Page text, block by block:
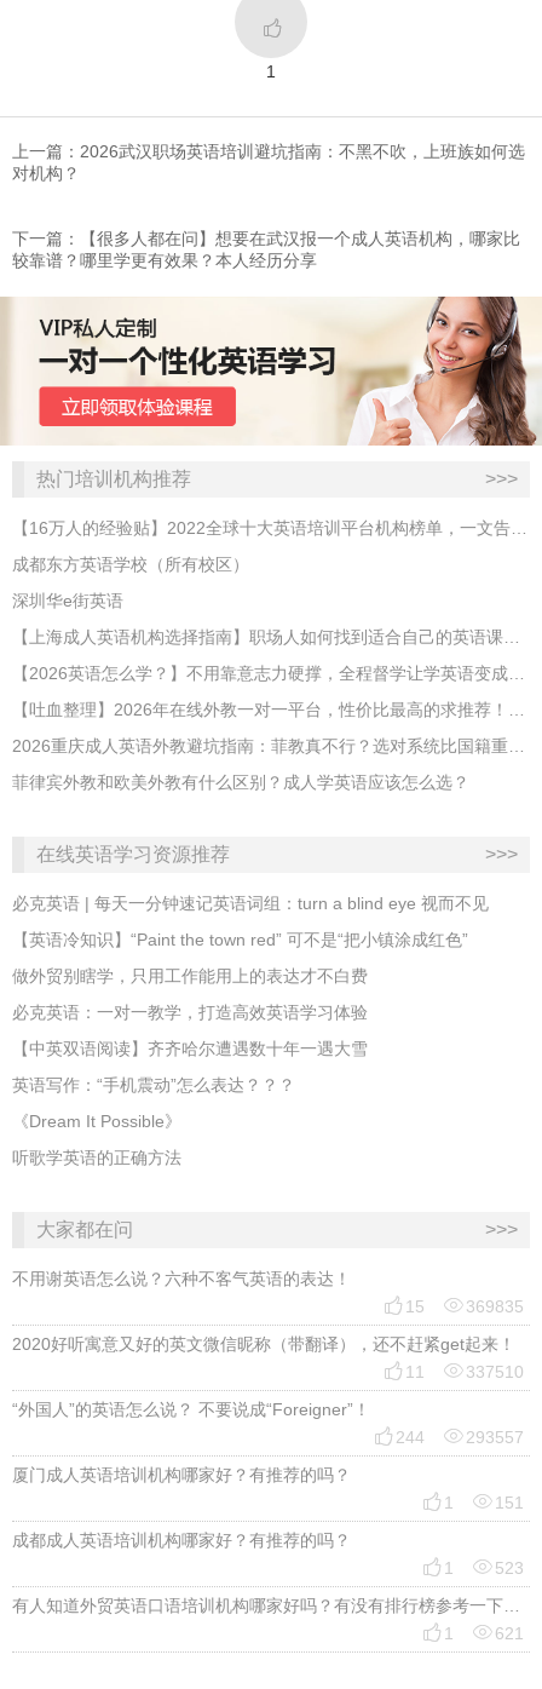

1
上一篇：2026武汉职场英语培训避坑指南：不黑不吹，上班族如何选
对机构？
下一篇：【很多人都在问】想要在武汉报一个成人英语机构，哪家比
较靠谱？哪里学更有效果？本人经历分享
热门培训机构推荐 >>>
【16万人的经验贴】2022全球十大英语培训平台机构榜单，一文告诉你
成都东方英语学校（所有校区）
深圳华e街英语
【上海成人英语机构选择指南】职场人如何找到适合自己的英语课程？
【2026英语怎么学？】不用靠意志力硬撑，全程督学让学英语变成日常习惯
【吐血整理】2026年在线外教一对一平台，性价比最高的求推荐！哪家效果好？
2026重庆成人英语外教避坑指南：菲教真不行？选对系统比国籍重要100倍！
菲律宾外教和欧美外教有什么区别？成人学英语应该怎么选？
在线英语学习资源推荐 >>>
必克英语 | 每天一分钟速记英语词组：turn a blind eye 视而不见
​【英语冷知识】“Paint the town red” 可不是“把小镇涂成红色”
做外贸别瞎学，只用工作能用上的表达才不白费
必克英语：一对一教学，打造高效英语学习体验
【中英双语阅读】齐齐哈尔遭遇数十年一遇大雪
英语写作：“手机震动”怎么表达？？？
《Dream It Possible》
听歌学英语的正确方法
大家都在问 >>>
不用谢英语怎么说？六种不客气英语的表达！
 15 369835
2020好听寓意又好的英文微信昵称（带翻译），还不赶紧get起来！
 11 337510
“外国人”的英语怎么说？ 不要说成“Foreigner”！
 244 293557
厦门成人英语培训机构哪家好？有推荐的吗？
 1 151
成都成人英语培训机构哪家好？有推荐的吗？
 1 523
有人知道外贸英语口语培训机构哪家好吗？有没有排行榜参考一下？最好说下费用
 1 621